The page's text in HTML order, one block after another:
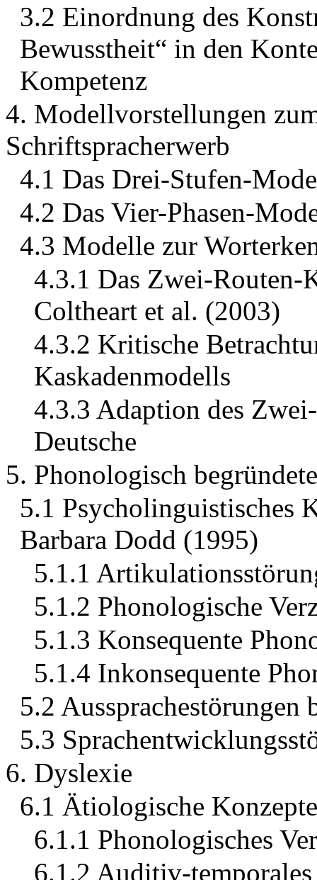
3.2 Einordnung des
Bewusstheit“ in den
Kompetenz
4. Modellvorstellungen
Schriftspracherwerb
4.1 Das Drei-Stufen-
4.2 Das Vier-Phasen-
4.3 Modelle zur
4.3.1 Das Zwei-Routen-
Coltheart et al. (2003)
4.3.2 Kritische
Kaskadenmodells
4.3.3 Adaption des
Deutsche
5. Phonologisch
5.1 Psycholinguistisches
Barbara Dodd (1995)
5.1.1
5.1.2 Phonologische
5.1.3 Konsequente
5.1.4 Inkonsequente
5.2 Aussprachestörungen
5.3
6. Dyslexie
6.1 Ätiologische Konzepte
6.1.1 Phonologisches
6.1.2 Auditiv-